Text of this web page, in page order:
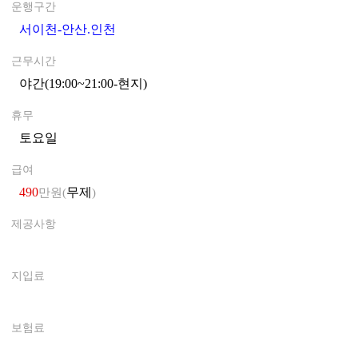
운행구간
서이천-안산.인천
근무시간
야간(19:00~21:00-현지)0
휴무
토요일
급여
490만원(무제 )
제공사항
지입료
보험료